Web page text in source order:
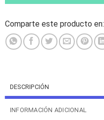
Comparte este producto en:
DESCRIPCIÓN
INFORMACIÓN ADICIONAL